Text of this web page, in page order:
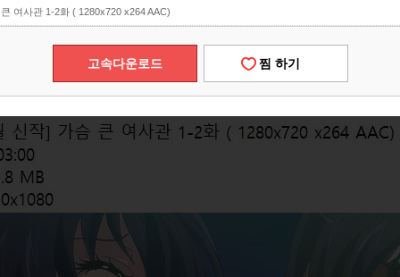
여사관 1-2화 ( 1280x720 x264 AAC)
고속다운로드 찜 하기